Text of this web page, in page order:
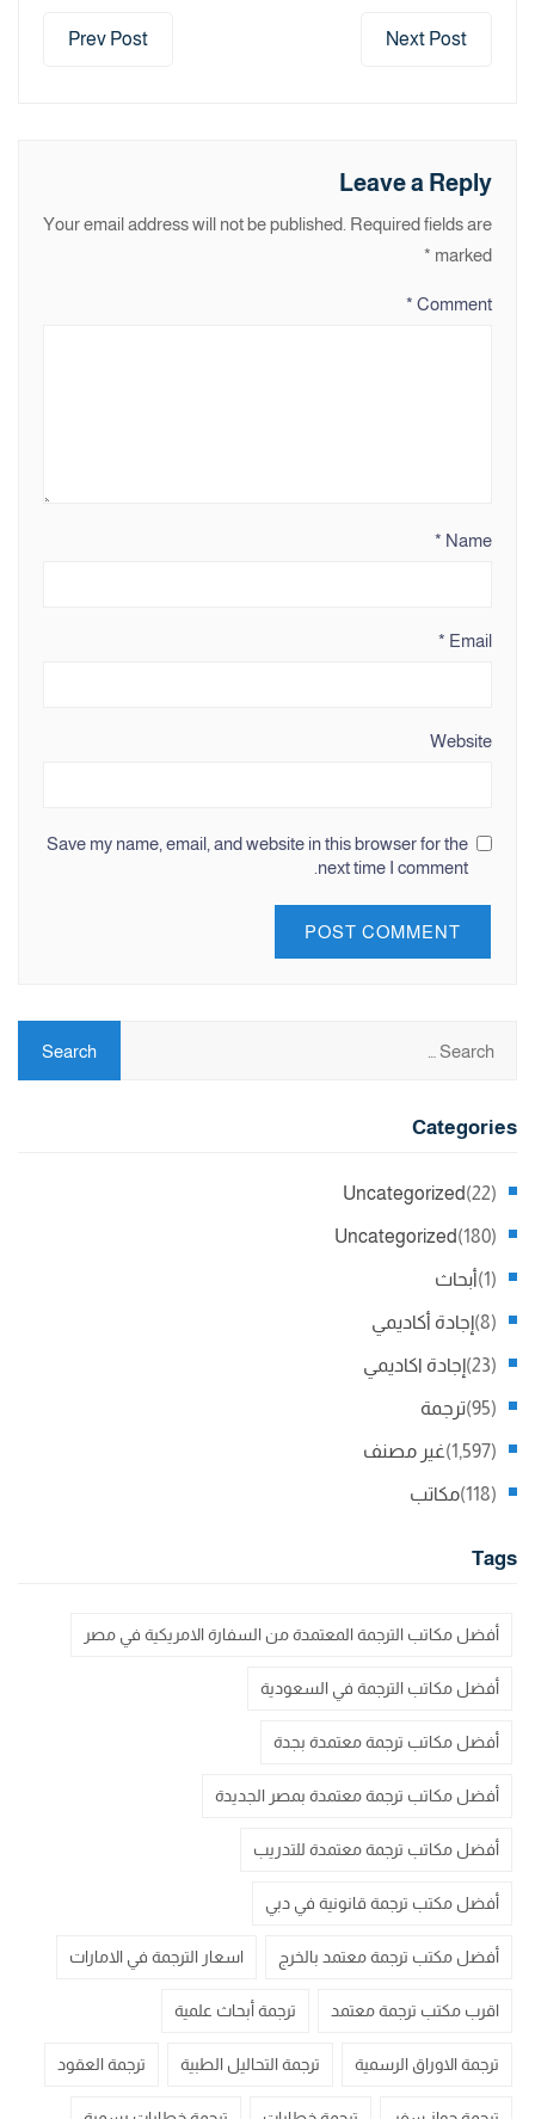
Prev Post Next Post
Leave a Reply
Your email address will not be published. Required fields are
marked
*
Comment
*
Name
*
Email
*
Website
Save my name, email, and website in this browser for the
next time I comment.
Categories
Uncategorized (22)
Uncategorized (180)
أبحاث (1)
إجادة أكاديمي (8)
إجادة اكاديمي (23)
ترجمة (95)
غير مصنف (1,597)
مكاتب (118)
Tags
أفضل مكاتب الترجمة المعتمدة من السفارة الامريكية في مصر
أفضل مكاتب الترجمة في السعودية
أفضل مكاتب ترجمة معتمدة بجدة
أفضل مكاتب ترجمة معتمدة بمصر الجديدة
أفضل مكاتب ترجمة معتمدة للتدريب
أفضل مكتب ترجمة قانونية في دبي
أفضل مكتب ترجمة معتمد بالخرج اسعار الترجمة في الامارات
اقرب مكتب ترجمة معتمد ترجمة أبحاث علمية
ترجمة الاوراق الرسمية ترجمة التحاليل الطبية ترجمة العقود